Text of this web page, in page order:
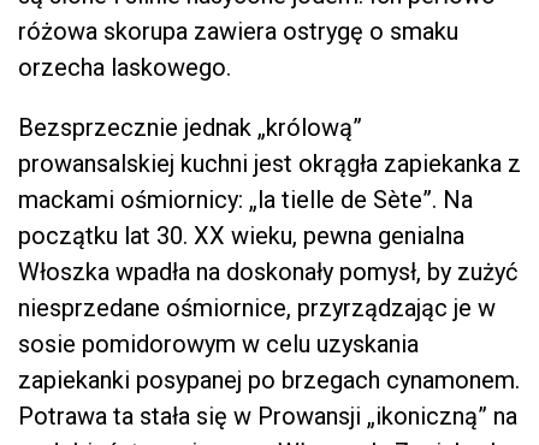
różowa skorupa zawiera ostrygę o smaku
orzecha laskowego.
Bezsprzecznie jednak „królową”
prowansalskiej kuchni jest okrągła zapiekanka z
mackami ośmiornicy: „la tielle de Sète”. Na
początku lat 30. XX wieku, pewna genialna
Włoszka wpadła na doskonały pomysł, by zużyć
niesprzedane ośmiornice, przyrządzając je w
sosie pomidorowym w celu uzyskania
zapiekanki posypanej po brzegach cynamonem.
Potrawa ta stała się w Prowansji „ikoniczną” na